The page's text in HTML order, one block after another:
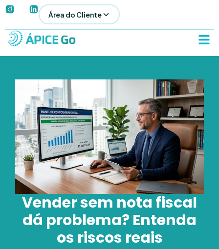
Área do Cliente
Vender sem nota fiscal
dá problema? Entenda
os riscos reais